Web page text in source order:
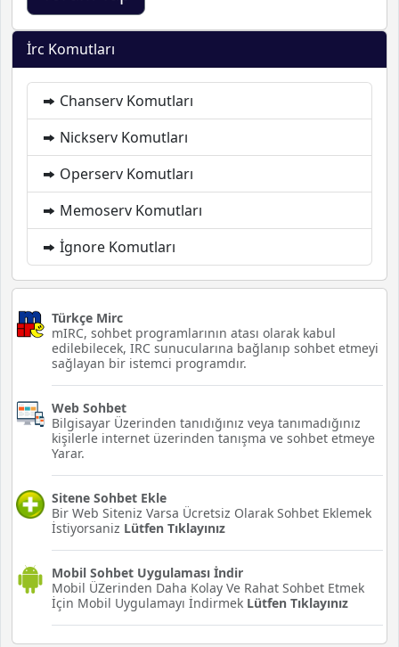
İrc Komutları
Chanserv Komutları
Nickserv Komutları
Operserv Komutları
Memoserv Komutları
İgnore Komutları
Türkçe Mirc
mIRC, sohbet programlarının atası olarak kabul
edilebilecek, IRC sunucularına bağlanıp sohbet etmeyi
sağlayan bir istemci programdır.
Web Sohbet
Bilgisayar Üzerinden tanıdığınız veya tanımadığınız
kişilerle internet üzerinden tanışma ve sohbet etmeye
Yarar.
Sitene Sohbet Ekle
Bir Web Siteniz Varsa Ücretsiz Olarak Sohbet Eklemek
İstiyorsaniz Lütfen Tıklayınız
Mobil Sohbet Uygulaması İndir
Mobil ÜZerinden Daha Kolay Ve Rahat Sohbet Etmek
İçin Mobil Uygulamayı İndirmek Lütfen Tıklayınız